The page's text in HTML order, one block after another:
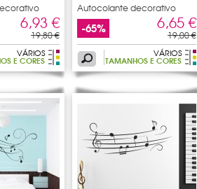
6,93 €
19,80 €
VÁRIOS
E CORES
Autocolante decorativo
pauta
-65% 6,65 €
19,00 €
VÁRIOS
TAMANHOS E CORES